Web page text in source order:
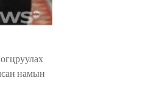
намын